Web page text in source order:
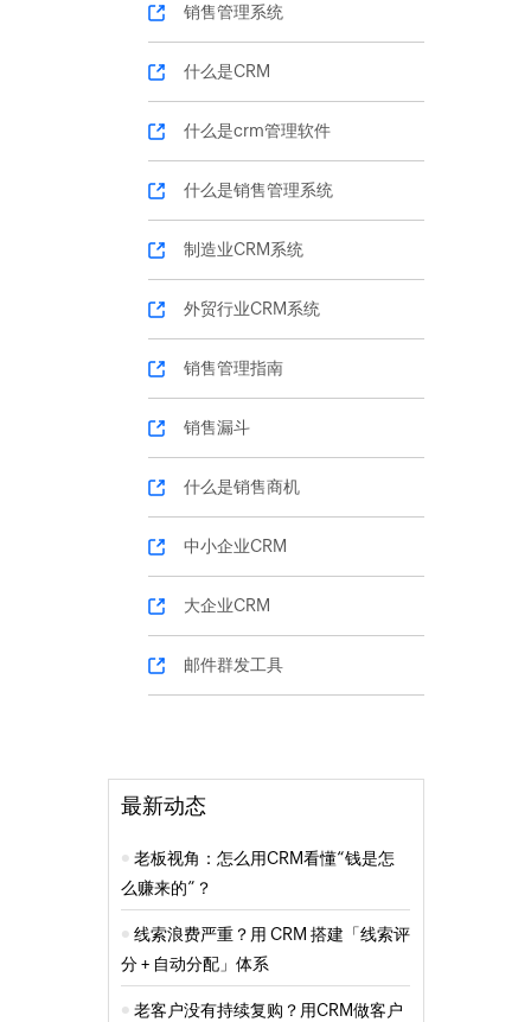
销售管理系统
什么是CRM
什么是crm管理软件
什么是销售管理系统
制造业CRM系统
外贸行业CRM系统
销售管理指南
销售漏斗
什么是销售商机
中小企业CRM
大企业CRM
邮件群发工具
最新动态
老板视角：怎么用CRM看懂“钱是怎
么赚来的”？
线索浪费严重？用 CRM 搭建「线索评
分 + 自动分配」体系
老客户没有持续复购？用CRM做客户